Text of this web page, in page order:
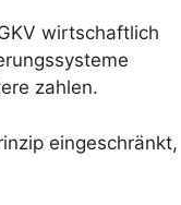
wirtschaftlich
zahlen.
eingeschränkt,